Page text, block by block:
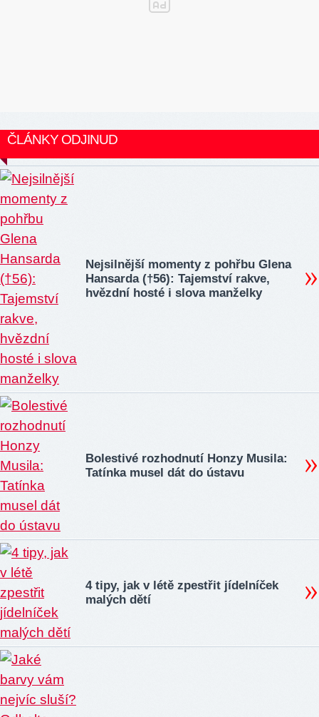
ČLÁNKY ODJINUD
Nejsilnější momenty z pohřbu Glena
Hansarda (†56): Tajemství rakve,
hvězdní hosté i slova manželky
Bolestivé rozhodnutí Honzy Musila:
Tatínka musel dát do ústavu
4 tipy, jak v létě zpestřit jídelníček
malých dětí